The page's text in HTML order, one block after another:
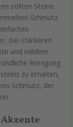
sollten Steine
Schmutz
bei stärkeren
und mildem
Reinigung
zu erhalten,
Schmutz, der